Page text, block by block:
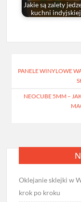
Jakie są zalety
kuchni
wpisu
PANELE WINYLOWE
NEOCUBE 5MM –
Oklejanie sklejki w
krok po kroku